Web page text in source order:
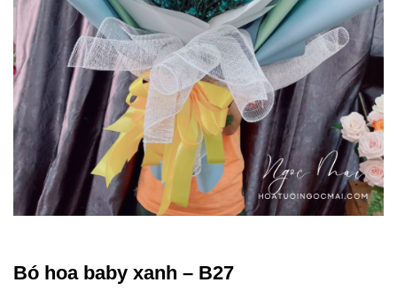
Bó hoa baby xanh – B27